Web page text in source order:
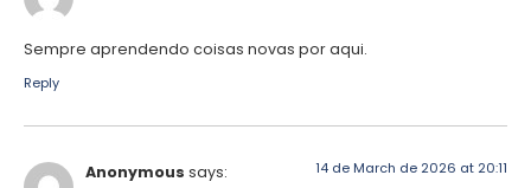
Sempre aprendendo coisas novas por aqui.
Reply
Anonymous says: 14 de March de 2026 at 20:11